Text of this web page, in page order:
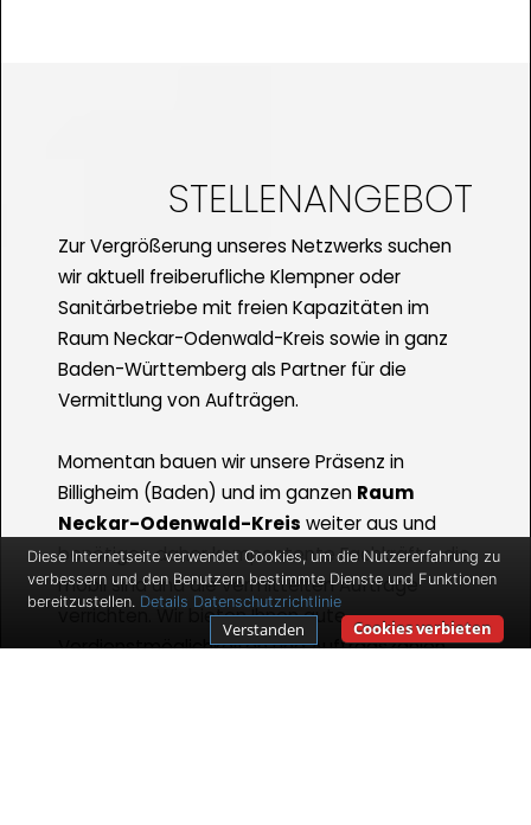
STELLENANGEBOT
Zur Vergrößerung unseres Netzwerks suchen
wir aktuell freiberufliche Klempner oder
Sanitärbetriebe mit freien Kapazitäten im
Raum Neckar-Odenwald-Kreis sowie in ganz
Baden-Württemberg als Partner für die
Vermittlung von Aufträgen.
Momentan bauen wir unsere Präsenz in
Billigheim (Baden) und im ganzen Raum
Neckar-Odenwald-Kreis weiter aus und
benötigen daher kompentente Fachkräfte, die
mobil sind und die vermittelten Aufträge
verrichten. Wir bieten Ihnen gute
Verdienstmöglichkeiten und Auftragszahlen
Diese Internetseite verwendet Cookies, um die Nutzererfahrung zu
verbessern und den Benutzern bestimmte Dienste und Funktionen
bereitzustellen. Details Datenschutzrichtlinie
Cookies verbieten
Verstanden